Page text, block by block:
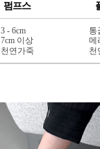
펌프스
3 - 6cm
7cm 이상
천연가죽
통
메
천